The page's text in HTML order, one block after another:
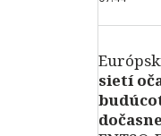
sietí